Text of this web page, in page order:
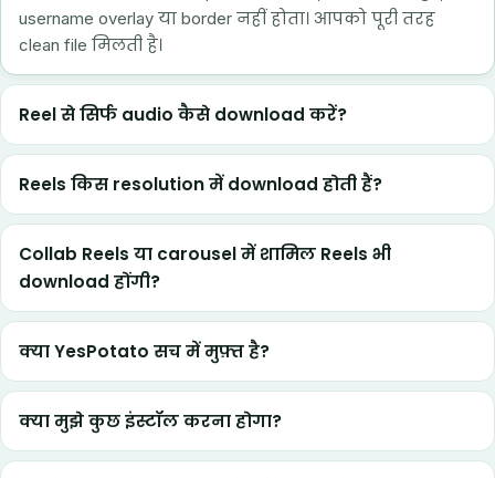
username overlay या border नहीं होता। आपको पूरी तरह
clean file मिलती है।
Reel से सिर्फ audio कैसे download करें?
Reels किस resolution में download होती हैं?
Collab Reels या carousel में शामिल Reels भी
download होंगी?
क्या YesPotato सच में मुफ़्त है?
क्या मुझे कुछ इंस्टॉल करना होगा?